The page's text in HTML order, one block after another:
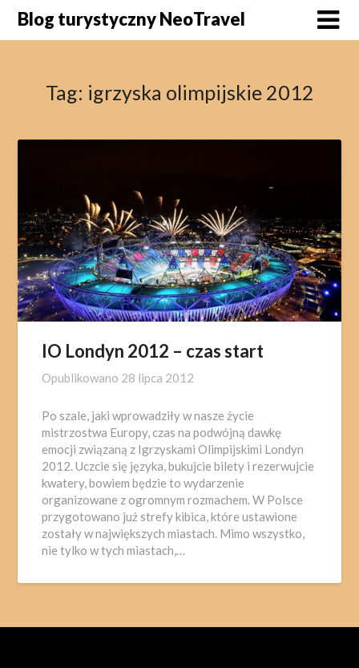
SkipBlog turystyczny NeoTravel
Tag: igrzyska olimpijskie 2012
IO Londyn 2012 – czas start
Opublikowano 28 lipca 2012
Po szale, jaki wprowadziły w nasze życie
mistrzostwa Europy, czas na podwójną dawkę
emocji związaną z Igrzyskami Olimpijskimi Londyn
2012. Uczcie się języka, bukujcie bilety i rezerwujcie
kwatery, bowiem będzie to wydarzenie
organizowane z ogromnym rozmachem. W Polsce
przygotowano już strefy kibica, które ustawione
zostały w największych miastach. Mimo wszystko,
nie tylko w tych miastach,…